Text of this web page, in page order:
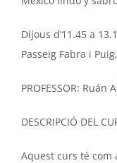
Dijous d’11.45 a
Passeig Fabra i
PROFESSOR: Ruán
DESCRIPCIÓ DEL
Aquest curs té com